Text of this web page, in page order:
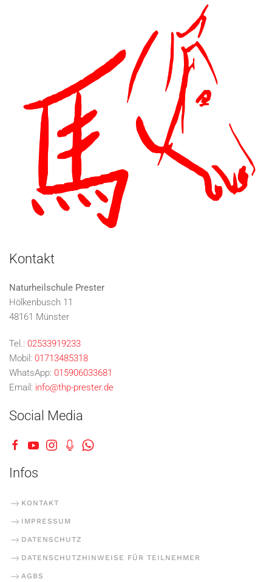
Kontakt
Naturheilschule Prester
Hölkenbusch 11
48161 Münster
Tel.: 02533919233
Mobil: 01713485318
WhatsApp: 015906033681
Email: info@thp-prester.de
Social Media
Infos
KONTAKT
IMPRESSUM
DATENSCHUTZ
DATENSCHUTZHINWEISE FÜR TEILNEHMER
AGBS